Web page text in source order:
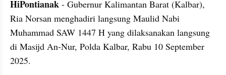
HiPontianak - Gubernur Kalimantan Barat (Kalbar),
Ria Norsan menghadiri langsung Maulid Nabi
Muhammad SAW 1447 H yang dilaksanakan langsung
di Masijd An-Nur, Polda Kalbar, Rabu 10 September
2025.